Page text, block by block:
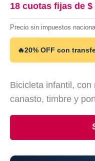
18 cuotas fijas de $
Precio sin impuestos
🔥20% OFF con
Bicicleta infantil,
canasto, timbre y